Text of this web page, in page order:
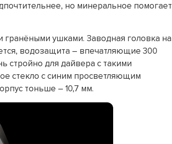
но минеральное помогает
гранёными ушками. Заводная головка на
водозащита – впечатляющие 300
стройно для дайвера с такими
стекло с синим просветляющим
тоньше – 10,7 мм.